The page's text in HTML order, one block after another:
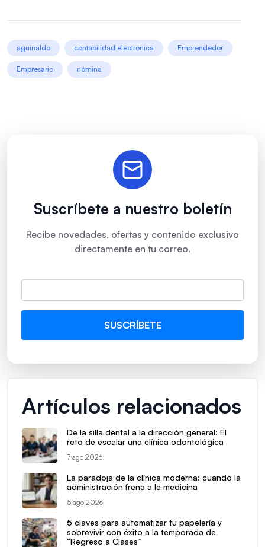
aguinaldo contabilidad electrónica Emprendedor
Empresario nómina
Suscríbete a nuestro boletín
Recibe novedades, ofertas y contenido exclusivo
directamente en tu correo.
Artículos relacionados
De la silla dental a la dirección general: El
reto de escalar una clínica odontológica
7 ago 2026
La paradoja de la clínica moderna: cuando la
administración frena a la medicina
5 ago 2026
5 claves para automatizar tu papelería y
sobrevivir con éxito a la temporada de
“Regreso a Clases”